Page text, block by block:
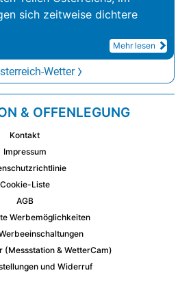
sich zeitweise dichtere
Mehr lesen
Wetter
& OFFENLEGUNG
Kontakt
Impressum
Cookie-Liste
AGB
Werbemöglichkeiten
(Messstation & WetterCam)
und Widerruf